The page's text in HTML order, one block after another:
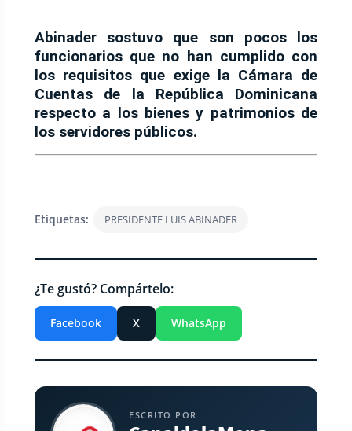
Abinader sostuvo que son pocos los
funcionarios que no han cumplido con
los requisitos que exige la Cámara de
Cuentas de la República Dominicana
respecto a los bienes y patrimonios de
los servidores públicos.
Etiquetas: PRESIDENTE LUIS ABINADER
¿Te gustó? Compártelo:
Facebook X WhatsApp
ESCRITO POR